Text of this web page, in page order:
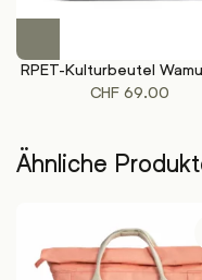
weist
mehrere
Die
auf
der
RPET-Kulturbeutel
CHF 69.00
Ähnliche